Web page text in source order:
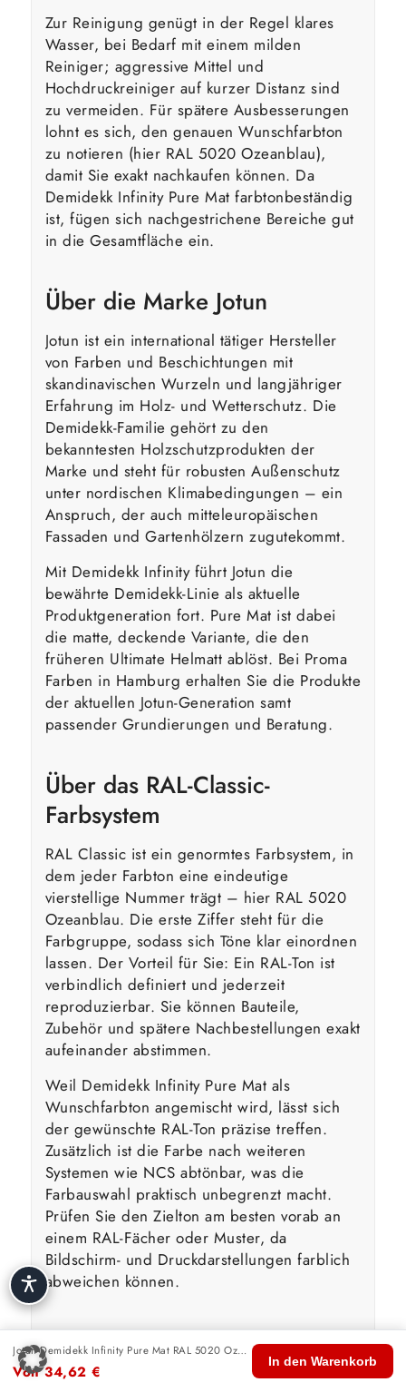
Zur Reinigung genügt in der Regel klares
Wasser, bei Bedarf mit einem milden
Reiniger; aggressive Mittel und
Hochdruckreiniger auf kurzer Distanz sind
zu vermeiden. Für spätere Ausbesserungen
lohnt es sich, den genauen Wunschfarbton
zu notieren (hier RAL 5020 Ozeanblau),
damit Sie exakt nachkaufen können. Da
Demidekk Infinity Pure Mat farbtonbeständig
ist, fügen sich nachgestrichene Bereiche gut
in die Gesamtfläche ein.
Über die Marke Jotun
Jotun ist ein international tätiger Hersteller
von Farben und Beschichtungen mit
skandinavischen Wurzeln und langjähriger
Erfahrung im Holz- und Wetterschutz. Die
Demidekk-Familie gehört zu den
bekanntesten Holzschutzprodukten der
Marke und steht für robusten Außenschutz
unter nordischen Klimabedingungen – ein
Anspruch, der auch mitteleuropäischen
Fassaden und Gartenhölzern zugutekommt.
Mit Demidekk Infinity führt Jotun die
bewährte Demidekk-Linie als aktuelle
Produktgeneration fort. Pure Mat ist dabei
die matte, deckende Variante, die den
früheren Ultimate Helmatt ablöst. Bei Proma
Farben in Hamburg erhalten Sie die Produkte
der aktuellen Jotun-Generation samt
passender Grundierungen und Beratung.
Über das RAL-Classic-
Farbsystem
RAL Classic ist ein genormtes Farbsystem, in
dem jeder Farbton eine eindeutige
vierstellige Nummer trägt – hier RAL 5020
Ozeanblau. Die erste Ziffer steht für die
Farbgruppe, sodass sich Töne klar einordnen
lassen. Der Vorteil für Sie: Ein RAL-Ton ist
verbindlich definiert und jederzeit
reproduzierbar. Sie können Bauteile,
Zubehör und spätere Nachbestellungen exakt
aufeinander abstimmen.
Weil Demidekk Infinity Pure Mat als
Wunschfarbton angemischt wird, lässt sich
der gewünschte RAL-Ton präzise treffen.
Zusätzlich ist die Farbe nach weiteren
Systemen wie NCS abtönbar, was die
Farbauswahl praktisch unbegrenzt macht.
Prüfen Sie den Zielton am besten vorab an
einem RAL-Fächer oder Muster, da
Bildschirm- und Druckdarstellungen farblich
abweichen können.
Wasserbasierte Technologie &
Umwelt
Jotun Demidekk Infinity Pure Mat RAL 5020 Ozeanblau
Von34,62 €
In den Warenkorb
🏠
Start
🛍️ 🔍 🛒
Warenkorb
👤
Konto